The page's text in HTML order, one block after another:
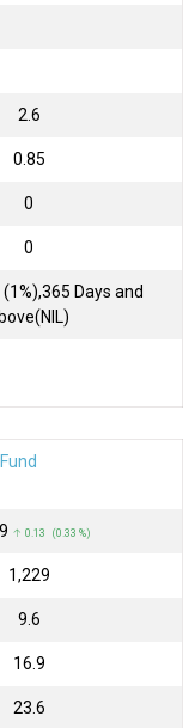
2.6
0.85
0
0
Days and
↑ 0.13 (0.33 %)
₹1,229
9.6
16.9
23.6